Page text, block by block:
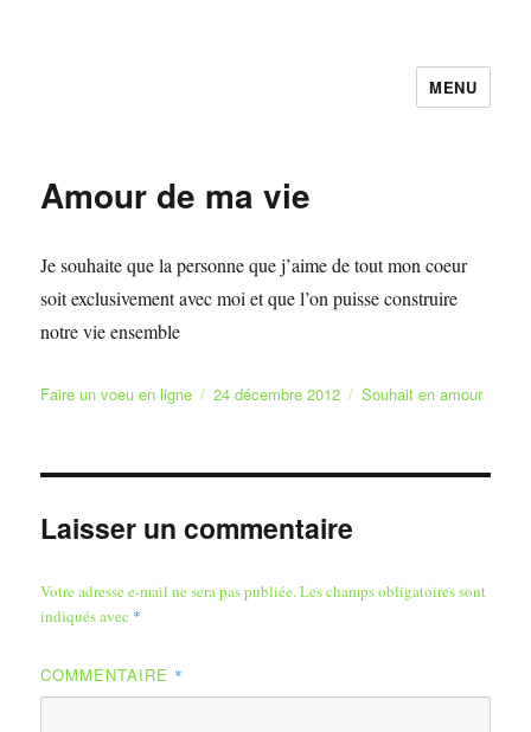
Faire et Ecrire un voeu gratuitement
MENU
Amour de ma vie
Je souhaite que la personne que j’aime de tout mon coeur
soit exclusivement avec moi et que l’on puisse construire
notre vie ensemble
Auteur
Faire un voeu en ligne
Publié
24 décembre 2012 Catégories
Souhait en amour
Laisser un commentaire
Votre adresse e-mail ne sera pas publiée.Les champs obligatoires sont
indiqués avec *
COMMENTAIRE *